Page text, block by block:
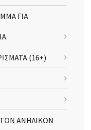
ΓΙΑ
(16+)
ΑΝΗΛΙΚΩΝ